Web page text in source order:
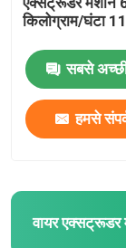
सर्पिल वेल्डेड
केबल बॉबिन
किलोग्राम/घंटा
सबसे
हमसे
वायर एक्सट्रूडर